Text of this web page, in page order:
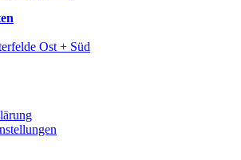
Ost + Süd